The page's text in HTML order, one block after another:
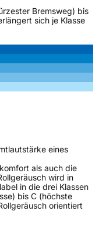
Bremsweg) bis
sich je Klasse
eines
als auch die
wird in
in die drei Klassen
bis C (höchste
orientiert